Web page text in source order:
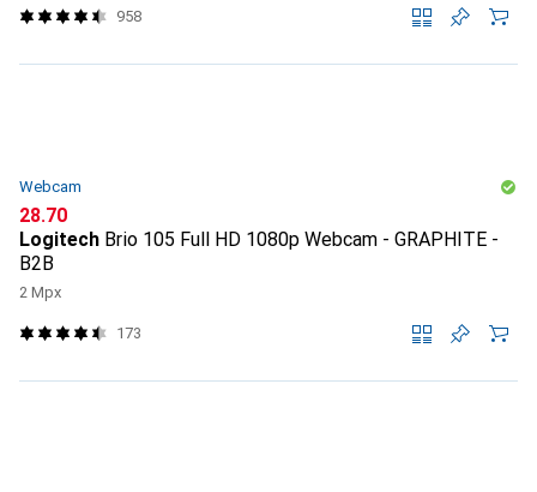
958
Webcam
CHF
28.70
Logitech Brio 105 Full HD 1080p Webcam - GRAPHITE -
B2B
2 Mpx
173